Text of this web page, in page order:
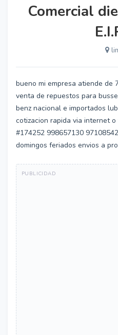
Comercial
bueno mi empresa atiende de
venta de repuestos para
benz nacional e importados
cotizacion rapida via internet
#174252 998657130
domingos feriados envios a